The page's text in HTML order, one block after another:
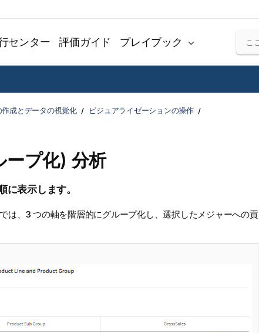
センター 評価ガイド プレイブック
作成とデータの視覚化
ビジュアライゼーションの操作
ープ化) 分析
に表示します。
は、3 つの軸を階層的にグループ化し、選択したメジャーへの貢